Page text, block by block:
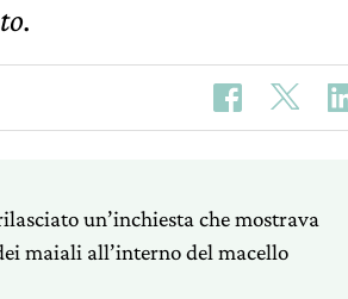
un’inchiesta che mostrava
maiali all’interno del macello